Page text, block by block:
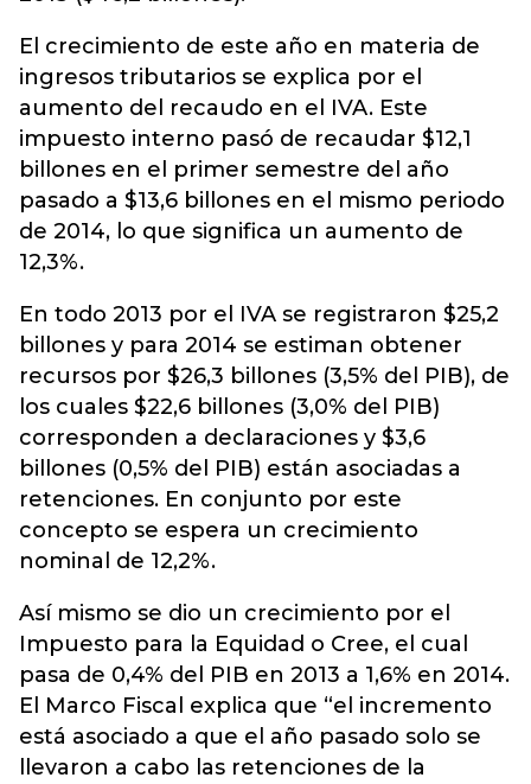
El crecimiento de este año en materia de
ingresos tributarios se explica por el
aumento del recaudo en el IVA. Este
impuesto interno pasó de recaudar $12,1
billones en el primer semestre del año
pasado a $13,6 billones en el mismo periodo
de 2014, lo que significa un aumento de
12,3%.
En todo 2013 por el IVA se registraron $25,2
billones y para 2014 se estiman obtener
recursos por $26,3 billones (3,5% del PIB), de
los cuales $22,6 billones (3,0% del PIB)
corresponden a declaraciones y $3,6
billones (0,5% del PIB) están asociadas a
retenciones. En conjunto por este
concepto se espera un crecimiento
nominal de 12,2%.
Así mismo se dio un crecimiento por el
Impuesto para la Equidad o Cree, el cual
pasa de 0,4% del PIB en 2013 a 1,6% en 2014.
El Marco Fiscal explica que “el incremento
está asociado a que el año pasado solo se
llevaron a cabo las retenciones de la